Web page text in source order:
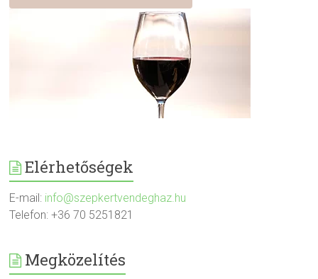
Elérhetőségek
E-mail: info@szepkertvendeghaz.hu
Telefon: +36 70 5251821
Megközelítés